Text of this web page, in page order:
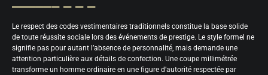
Le respect des codes vestimentaires traditionnels constitue la base solide
de toute réussite sociale lors des événements de prestige. Le style formel ne
signifie pas pour autant l’absence de personnalité, mais demande une
attention particulière aux détails de confection. Une coupe millimétrée
transforme un homme ordinaire en une figure d’autorité respectée par